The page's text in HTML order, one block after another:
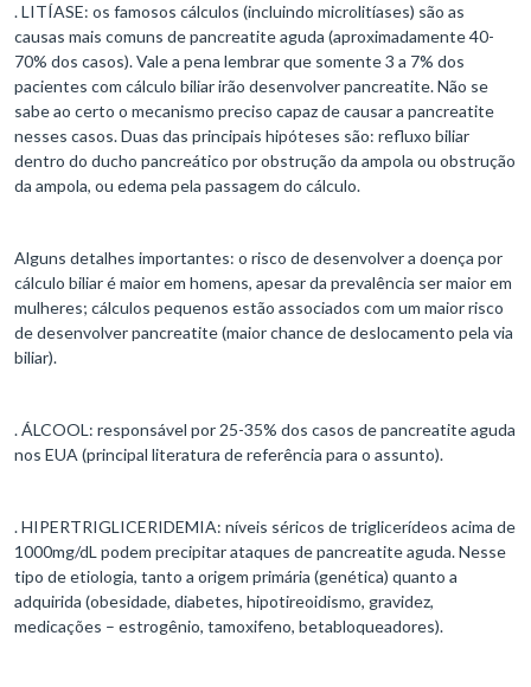
. LITÍASE: os famosos cálculos (incluindo microlitíases) são as
causas mais comuns de pancreatite aguda (aproximadamente 40-
70% dos casos). Vale a pena lembrar que somente 3 a 7% dos
pacientes com cálculo biliar irão desenvolver pancreatite. Não se
sabe ao certo o mecanismo preciso capaz de causar a pancreatite
nesses casos. Duas das principais hipóteses são: refluxo biliar
dentro do ducho pancreático por obstrução da ampola ou obstrução
da ampola, ou edema pela passagem do cálculo.
Alguns detalhes importantes: o risco de desenvolver a doença por
cálculo biliar é maior em homens, apesar da prevalência ser maior em
mulheres; cálculos pequenos estão associados com um maior risco
de desenvolver pancreatite (maior chance de deslocamento pela via
biliar).
. ÁLCOOL: responsável por 25-35% dos casos de pancreatite aguda
nos EUA (principal literatura de referência para o assunto).
. HIPERTRIGLICERIDEMIA: níveis séricos de triglicerídeos acima de
1000mg/dL podem precipitar ataques de pancreatite aguda. Nesse
tipo de etiologia, tanto a origem primária (genética) quanto a
adquirida (obesidade, diabetes, hipotireoidismo, gravidez,
medicações – estrogênio, tamoxifeno, betabloqueadores).